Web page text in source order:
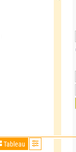
Tableau